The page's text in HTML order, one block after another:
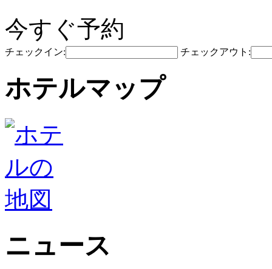
今すぐ予約
チェックイン: チェックアウト:
ホテルマップ
ニュース